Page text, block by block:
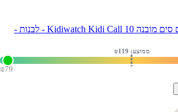
שעון חכם לילדים 4G עם סים מובנה Kidiwatch Kidi Call 10 - לבנות -
₪79
ממוצע: ₪ 119